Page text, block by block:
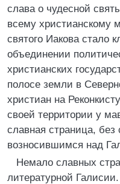
слава о чудесной
всему христианскому
святого Иакова стало
объединении
христианских
полосе земли в
христиан на
своей территории у
славная страница, без
возносившимся над
Немало славных
литературной Галисии.